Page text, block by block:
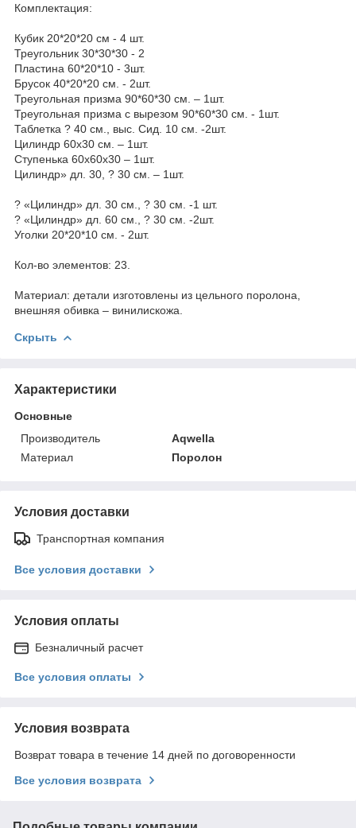
Комплектация:
Кубик 20*20*20 см - 4 шт.
Треугольник 30*30*30 - 2
Пластина 60*20*10 - 3шт.
Брусок 40*20*20 см. - 2шт.
Треугольная призма 90*60*30 см. – 1шт.
Треугольная призма с вырезом 90*60*30 см. - 1шт.
Таблетка ? 40 см., выс. Сид. 10 см. -2шт.
Цилиндр 60х30 см. – 1шт.
Ступенька 60х60х30 – 1шт.
Цилиндр» дл. 30, ? 30 см. – 1шт.
? «Цилиндр» дл. 30 см., ? 30 см. -1 шт.
? «Цилиндр» дл. 60 см., ? 30 см. -2шт.
Уголки 20*20*10 см. - 2шт.
Кол-во элементов: 23.
Материал: детали изготовлены из цельного поролона,
внешняя обивка – винилискожа.
Скрыть
Характеристики
Основные
Производитель
Aqwella
Материал
Поролон
Условия доставки
Транспортная компания
Все условия доставки
Условия оплаты
Безналичный расчет
Все условия оплаты
Условия возврата
Возврат товара в течение 14 дней по договоренности
Все условия возврата